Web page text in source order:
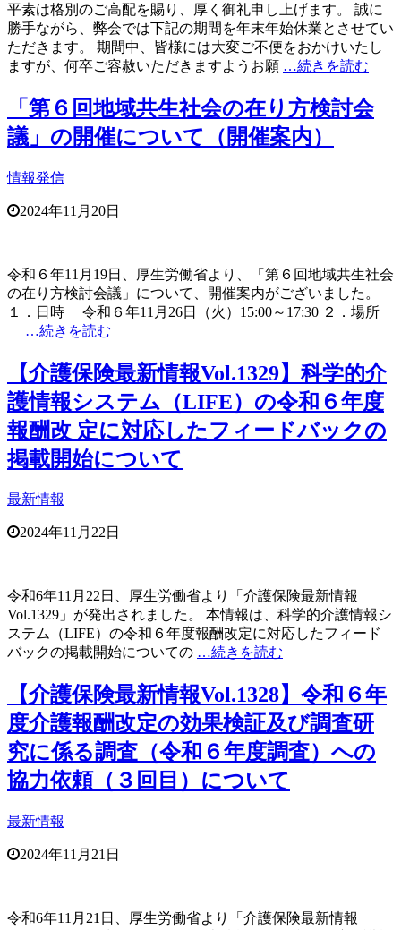
平素は格別のご高配を賜り、厚く御礼申し上げます。 誠に
勝手ながら、弊会では下記の期間を年末年始休業とさせてい
ただきます。 期間中、皆様には大変ご不便をおかけいたし
ますが、何卒ご容赦いただきますようお願 …続きを読む
「第６回地域共生社会の在り方検討会
議」の開催について（開催案内）
情報発信
2024年11月20日
令和６年11月19日、厚生労働省より、「第６回地域共生社会
の在り方検討会議」について、開催案内がございました。
１．日時 令和６年11月26日（火）15:00～17:30 ２．場所
…続きを読む
【介護保険最新情報Vol.1329】科学的介
護情報システム（LIFE）の令和６年度
報酬改 定に対応したフィードバックの
掲載開始について
最新情報
2024年11月22日
令和6年11月22日、厚生労働省より「介護保険最新情報
Vol.1329」が発出されました。 本情報は、科学的介護情報シ
ステム（LIFE）の令和６年度報酬改定に対応したフィード
バックの掲載開始についての …続きを読む
【介護保険最新情報Vol.1328】令和６年
度介護報酬改定の効果検証及び調査研
究に係る調査（令和６年度調査）への
協力依頼（３回目）について
最新情報
2024年11月21日
令和6年11月21日、厚生労働省より「介護保険最新情報